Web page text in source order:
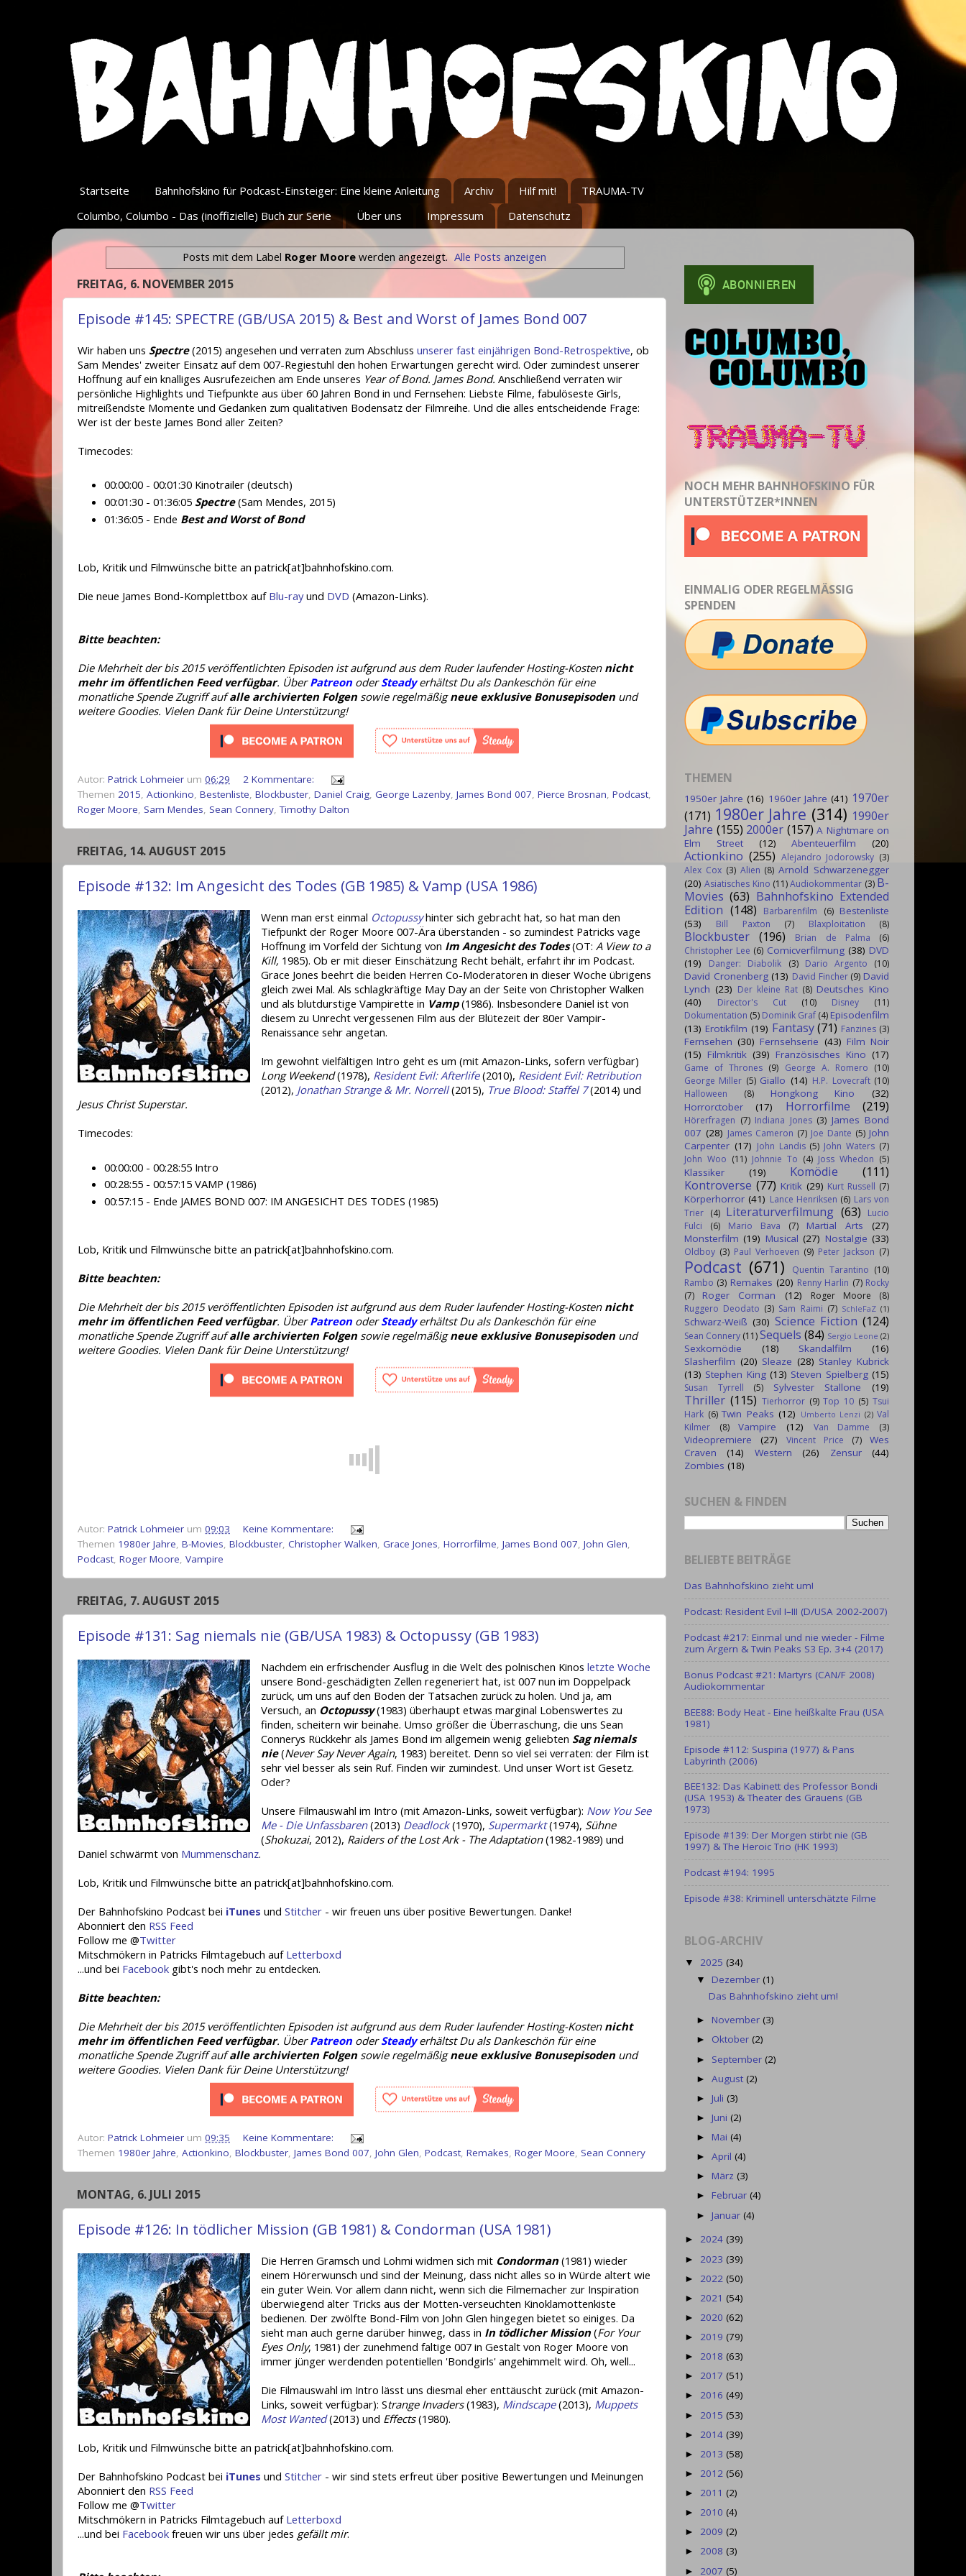
Startseite Bahnhofskino für Podcast-Einsteiger: Eine kleine Anleitung Archiv Hilf mit!
TRAUMA-TV
Columbo, Columbo - Das (inoffizielle) Buch zur Serie
Über uns Impressum Datenschutz
Posts mit dem Label Roger Moorewerden angezeigt. Alle Posts anzeigen
FREITAG, 6. NOVEMBER 2015
Episode #145: SPECTRE (GB/USA 2015) & Best and Worst of James Bond 007
Wir haben uns Spectre(2015) angesehen und verraten zum Abschluss unserer fast einjährigen Bond-Retrospektive, ob
Sam Mendes' zweiter Einsatz auf dem 007-Regiestuhl den hohen Erwartungen gerecht wird. Oder zumindest unserer
Hoffnung auf ein knalliges Ausrufezeichen am Ende unseres Year of Bond. James Bond. Anschließend verraten wir
persönliche Highlights und Tiefpunkte aus über 60 Jahren Bond in und Fernsehen: Liebste Filme, fabulöseste Girls,
mitreißendste Momente und Gedanken zum qualitativen Bodensatz der Filmreihe. Und die alles entscheidende Frage:
Wer ist der beste James Bond aller Zeiten?
Timecodes:
00:00:00 - 00:01:30 Kinotrailer (deutsch)
00:01:30 - 01:36:05 Spectre(Sam Mendes, 2015)
01:36:05 - Ende Best and Worst of Bond
Lob, Kritik und Filmwünsche bitte an patrick[at]bahnhofskino.com.
Die neue James Bond-Komplettbox auf Blu-rayund DVD (Amazon-Links).
Bitte beachten:
Die Mehrheit der bis 2015 veröffentlichten Episoden ist aufgrund aus dem Ruder laufender Hosting-Kosten nicht
mehr im öffentlichen Feed verfügbar. ÜberPatreon oderSteadyerhältst Du als Dankeschön für eine
monatliche Spende Zugriff aufalle archivierten Folgen sowie regelmäßigneue exklusive Bonusepisoden und
weitere Goodies. Vielen Dank für Deine Unterstützung!
Autor: Patrick Lohmeier um 06:29
2 Kommentare:
Themen 2015, Actionkino, Bestenliste, Blockbuster, Daniel Craig, George Lazenby, James Bond 007, Pierce Brosnan, Podcast,
Roger Moore, Sam Mendes, Sean Connery,Timothy Dalton
FREITAG, 14. AUGUST 2015
Episode #132: Im Angesicht des Todes (GB 1985) & Vamp (USA 1986)
Wenn man erst einmal Octopussyhinter sich gebracht hat, so hat man den
Tiefpunkt der Roger Moore 007-Ära überstanden - so zumindest Patricks vage
Hoffnung im Vorfeld der Sichtung von Im Angesicht des Todes(OT: A View to a
Kill, 1985). Ob er mit dieser Einschätzung Recht behält, erfahrt ihr im Podcast.
Grace Jones beehrt die beiden Herren Co-Moderatoren in dieser Woche übrigens
gleich zwei Mal. Als schlagkräftige May Day an der Seite von Christopher Walken
und als blutdurstige Vampirette in Vamp(1986). Insbesondere Daniel ist von
diesem zu Unrecht vergessenen Film aus der Blütezeit der 80er Vampir-
Renaissance sehr angetan.
Im gewohnt vielfältigen Intro geht es um (mit Amazon-Links, sofern verfügbar)
Long Weekend(1978), Resident Evil: Afterlife(2010), Resident Evil: Retribution
(2012), Jonathan Strange & Mr. Norrell(2015), True Blood: Staffel 7(2014) und
Jesus Christ Superstar.
Timecodes:
00:00:00 - 00:28:55 Intro
00:28:55 - 00:57:15 VAMP (1986)
00:57:15 - Ende JAMES BOND 007: IM ANGESICHT DES TODES (1985)
Lob, Kritik und Filmwünsche bitte an patrick[at]bahnhofskino.com.
Bitte beachten:
Die Mehrheit der bis 2015 veröffentlichten Episoden ist aufgrund aus dem Ruder laufender Hosting-Kosten nicht
mehr im öffentlichen Feed verfügbar. ÜberPatreon oderSteadyerhältst Du als Dankeschön für eine
monatliche Spende Zugriff aufalle archivierten Folgen sowie regelmäßigneue exklusive Bonusepisoden und
weitere Goodies. Vielen Dank für Deine Unterstützung!
Autor: Patrick Lohmeier um 09:03
Keine Kommentare:
Themen 1980er Jahre, B-Movies, Blockbuster, Christopher Walken, Grace Jones, Horrorfilme, James Bond 007, John Glen,
Podcast, Roger Moore, Vampire
FREITAG, 7. AUGUST 2015
Episode #131: Sag niemals nie (GB/USA 1983) & Octopussy (GB 1983)
Nachdem ein erfrischender Ausflug in die Welt des polnischen Kinos letzte Woche
unsere Bond-geschädigten Zellen regeneriert hat, ist 007 nun im Doppelpack
zurück, um uns auf den Boden der Tatsachen zurück zu holen. Und ja, am
Versuch, an Octopussy(1983) überhaupt etwas marginal Lobenswertes zu
finden, scheitern wir beinahe. Umso größer die Überraschung, die uns Sean
Connerys Rückkehr als James Bond im allgemein wenig geliebten Sag niemals
nie(Never Say Never Again, 1983) bereitet. Denn so viel sei verraten: der Film ist
sehr viel besser als sein Ruf. Finden wir zumindest. Und unser Wort ist Gesetz.
Oder?
Unsere Filmauswahl im Intro (mit Amazon-Links, soweit verfügbar): Now You See
Me - Die Unfassbaren(2013) Deadlock(1970), Supermarkt(1974), Sühne
(Shokuzai, 2012), Raiders of the Lost Ark - The Adaptation(1982-1989) und
Daniel schwärmt von Mummenschanz.
Lob, Kritik und Filmwünsche bitte an patrick[at]bahnhofskino.com.
Der Bahnhofskino Podcast bei iTunes und Stitcher - wir freuen uns über positive Bewertungen. Danke!
Abonniert den RSS Feed
Follow me @Twitter
Mitschmökern in Patricks Filmtagebuch auf Letterboxd
...und bei Facebook gibt's noch mehr zu entdecken.
Bitte beachten:
Die Mehrheit der bis 2015 veröffentlichten Episoden ist aufgrund aus dem Ruder laufender Hosting-Kosten nicht
mehr im öffentlichen Feed verfügbar. ÜberPatreon oderSteadyerhältst Du als Dankeschön für eine
monatliche Spende Zugriff aufalle archivierten Folgen sowie regelmäßigneue exklusive Bonusepisoden und
weitere Goodies. Vielen Dank für Deine Unterstützung!
Autor: Patrick Lohmeier um 09:35
Keine Kommentare:
Themen 1980er Jahre, Actionkino, Blockbuster, James Bond 007, John Glen, Podcast, Remakes, Roger Moore, Sean Connery
MONTAG, 6. JULI 2015
Episode #126: In tödlicher Mission (GB 1981) & Condorman (USA 1981)
Die Herren Gramsch und Lohmi widmen sich mit Condorman(1981) wieder
einem Hörerwunsch und sind der Meinung, dass nicht alles so in Würde altert wie
ein guter Wein. Vor allem dann nicht, wenn sich die Filmemacher zur Inspiration
überwiegend alter Tricks aus der Motten-verseuchten Kinoklamottenkiste
bedienen. Der zwölfte Bond-Film von John Glen hingegen bietet so einiges. Da
sieht man auch gerne darüber hinweg, dass in In tödlicher Mission(For Your
Eyes Only, 1981) der zunehmend faltige 007 in Gestalt von Roger Moore von
immer jünger werdenden potentiellen 'Bondgirls' angehimmelt wird. Oh, well...
Die Filmauswahl im Intro lässt uns diesmal eher enttäuscht zurück (mit Amazon-
Links, soweit verfügbar): Strange Invaders(1983), Mindscape(2013), Muppets
Most Wanted(2013) und Effects(1980).
Lob, Kritik und Filmwünsche bitte an patrick[at]bahnhofskino.com.
Der Bahnhofskino Podcast bei iTunes und Stitcher - wir sind stets erfreut über positive Bewertungen und Meinungen
Abonniert den RSS Feed
Follow me @Twitter
Mitschmökern in Patricks Filmtagebuch auf Letterboxd
...und bei Facebook freuen wir uns über jedes gefällt mir.
NOCH MEHR BAHNHOFSKINO FÜR
UNTERSTÜTZER*INNEN
EINMALIG ODER REGELMÄSSIG S
PENDEN
THEMEN
1950er Jahre (16) 1960er Jahre (41) 1970er
(171) 1980er Jahre (314) 1990er
Jahre (155) 2000er (157) A Nightmare on
Elm Street
(12) Abenteuerfilm (20)
Actionkino (255) Alejandro Jodorowsky (3)
Alex Cox (3) Alien (8) Arnold Schwarzenegger
(20) Asiatisches Kino (11)Audiokommentar (3) B-
Movies (63) Bahnhofskino Extended
Edition (148) Barbarenfilm (6) Bestenliste
(53)
Bill Paxton (7) Blaxploitation (8)
Blockbuster (196) Brian de Palma
(6)
Christopher Lee (6) Comicverfilmung (38) DVD
(19)
Danger: Diabolik (3) Dario Argento (10)
David Cronenberg (13) David Fincher (9) David
Lynch (23) Der kleine Rat (8) Deutsches Kino
(40)
Director's Cut (10) Disney
(11)
Dokumentation (5) Dominik Graf (4) Episodenfilm
(13) Erotikfilm (19) Fantasy (71) Fanzines (3)
Fernsehen (30) Fernsehserie (43) Film Noir
(15) Filmkritik (39) Französisches Kino (17)
Game of Thrones (9) George A. Romero (10)
George Miller (5) Giallo (14) H.P. Lovecraft (10)
Halloween
(8) Hongkong Kino
(32)
Horrorctober
(17) Horrorfilme (219)
Hörerfragen (7) Indiana Jones (3) James Bond
007 (28) James Cameron (7) Joe Dante (5) John
Carpenter (17) John Landis (5) John Waters (7)
John Woo (11) Johnnie To (4) Joss Whedon (5)
Klassiker (19) Komödie
(111)
Kontroverse (77) Kritik (29) Kurt Russell (7)
Körperhorror (41) Lance Henriksen (6) Lars von
Trier (4) Literaturverfilmung (63)
Lucio
Fulci
(6) Mario Bava (7) Martial Arts
(27)
Monsterfilm (19) Musical (27) Nostalgie (33)
Oldboy (3) Paul Verhoeven (9) Peter Jackson (7)
Podcast (671) Quentin Tarantino (10)
Rambo (3) Remakes (20) Renny Harlin (7) Rocky
(7)
Roger Corman (12) Roger Moore
(8)
Ruggero Deodato (3) Sam Raimi (7) SchleFaZ (1)
Schwarz-Weiß (30) Science Fiction (124)
Sean Connery (11)Sequels (84) Sergio Leone (2)
Sexkomödie (18) Skandalfilm
(16)
Slasherfilm (20) Sleaze (28) Stanley Kubrick
(13) Stephen King (13) Steven Spielberg (15)
Susan Tyrrell (5) Sylvester Stallone (19)
Thriller (115) Tierhorror (9) Top 10 (5) Tsui
Hark (6) Twin Peaks (12) Umberto Lenzi (2) Val
Kilmer
(8) Vampire (12) Van Damme (3)
Videopremiere (27) Vincent Price (7)
Wes
Craven
(14) Western (26) Zensur
(44)
Zombies (18)
SUCHEN & FINDEN
BELIEBTE BEITRÄGE
Das Bahnhofskino zieht um!
Podcast: Resident Evil I–III (D/USA 2002-2007)
Podcast #217: Einmal und nie wieder - Filme
zum Ärgern & Twin Peaks S3 Ep. 3+4 (2017)
Bonus Podcast #21: Martyrs (CAN/F 2008)
Audiokommentar
BEE88: Body Heat - Eine heißkalte Frau (USA
1981)
Episode #112: Suspiria (1977) & Pans
Labyrinth (2006)
BEE132: Das Kabinett des Professor Bondi
(USA 1953) & Theater des Grauens (GB
1973)
Episode #139: Der Morgen stirbt nie (GB
1997) & The Heroic Trio (HK 1993)
Podcast #194: 1995
Episode #38: Kriminell unterschätzte Filme
BLOG-ARCHIV
▼ 2025 (34)
▼ Dezember(1)
Das Bahnhofskino zieht um!
► November(3)
► Oktober(2)
► September(2)
►August(2)
► Juli(3)
► Juni(2)
► Mai(4)
►April(4)
► März(3)
► Februar(4)
► Januar(4)
► 2024 (39)
► 2023 (39)
► 2022 (50)
► 2021 (54)
► 2020 (62)
► 2019 (79)
► 2018 (63)
► 2017 (51)
► 2016 (49)
► 2015 (53)
► 2014 (39)
► 2013 (58)
► 2012 (56)
► 2011 (2)
► 2010 (4)
► 2009 (2)
► 2008 (3)
► 2007 (5)